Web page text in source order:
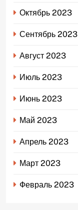
Октябрь 2023
Сентябрь 2023
Август 2023
Июль 2023
Июнь 2023
Май 2023
Апрель 2023
Март 2023
Февраль 2023